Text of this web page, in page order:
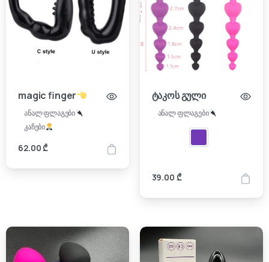
magic finger
ანალ ფლაგები
კაჩები
62.00₾
ტაკოს გული
ანალ ფლაგები
39.00 ₾